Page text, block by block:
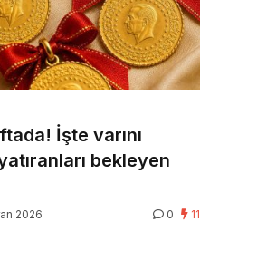
İşte varını
bekleyen
2026 0 11